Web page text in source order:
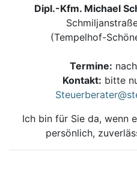
Dipl.-Kfm. Michael
(Tempelhof-
Termine:
Kontakt: bitte
Ich bin für Sie da, wenn
persönlich,